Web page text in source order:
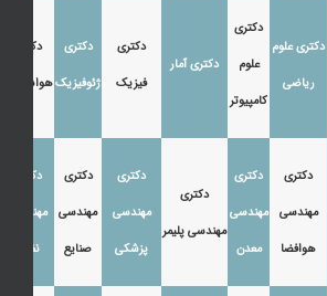
دکتری علوم
ریاضی
دکتری
علوم
کامپیوتر
دکتری آمار
دکتری
فیزیک
دکتری
ژئوفیزیک
دکتری
هواشناسی
دکتری
مهندسی
هوافضا
دکتری
مهندسی
معدن
دکتری
مهندسی پلیمر
دکتری
مهندسی
پزشکی
دکتری
مهندسی
صنایع
دکتری
مهندسی
نفت